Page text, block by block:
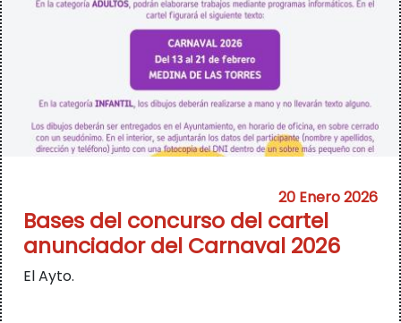
20 Enero 2026
Bases del concurso del cartel
anunciador del Carnaval 2026
El Ayto.